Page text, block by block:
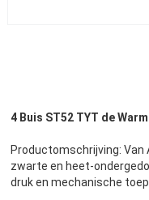
4 Buis ST52 TYT de
Productomschrijving: Van
zwarte en heet-
druk en mechanische